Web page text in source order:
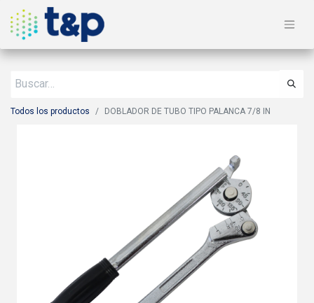
Todos los productos DOBLADOR DE TUBO TIPO PALANCA 7/8 IN